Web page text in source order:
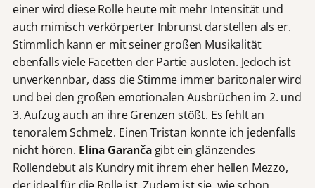
einer wird diese Rolle heute mit mehr Intensität und
auch mimisch verkörperter Inbrunst darstellen als er.
Stimmlich kann er mit seiner großen Musikalität
ebenfalls viele Facetten der Partie ausloten. Jedoch ist
unverkennbar, dass die Stimme immer baritonaler wird
und bei den großen emotionalen Ausbrüchen im 2. und
3. Aufzug auch an ihre Grenzen stößt. Es fehlt an
tenoralem Schmelz. Einen Tristan konnte ich jedenfalls
nicht hören. Elina Garančagibt ein glänzendes
Rollendebut als Kundry mit ihrem eher hellen Mezzo,